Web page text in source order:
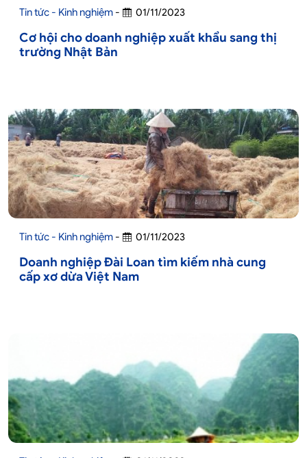
Tin tức - Kinh nghiệm - 01/11/2023
Cơ hội cho doanh nghiệp xuất khẩu sang thị
trường Nhật Bản
Tin tức - Kinh nghiệm - 01/11/2023
Doanh nghiệp Đài Loan tìm kiếm nhà cung
cấp xơ dừa Việt Nam